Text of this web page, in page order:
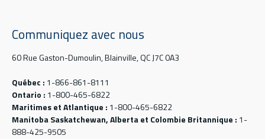
Communiquez avec nous
60 Rue Gaston-Dumoulin, Blainville, QC J7C 0A3
Québec : 1-866-861-8111
Ontario : 1-800-465-6822
Maritimes et Atlantique : 1-800-465-6822
Manitoba Saskatchewan, Alberta et Colombie Britannique : 1-
888-425-9505